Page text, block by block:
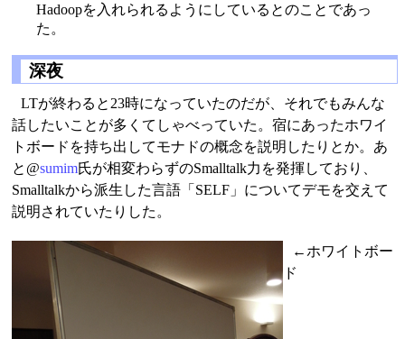
Hadoopを入れられるようにしているとのことであっ
た。
深夜
LTが終わると23時になっていたのだが、それでもみんな
話したいことが多くてしゃべっていた。宿にあったホワイ
トボードを持ち出してモナドの概念を説明したりとか。あ
と@sumim氏が相変わらずのSmalltalk力を発揮しており、
Smalltalkから派生した言語「SELF」についてデモを交えて
説明されていたりした。
←ホワイトボー
ド